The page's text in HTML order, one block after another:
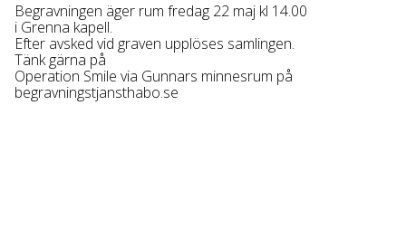
Begravningen äger rum fredag 22 maj kl 14.00
i Grenna kapell.
Efter avsked vid graven upplöses samlingen.
Tänk gärna på
Operation Smile via Gunnars minnesrum på
begravningstjansthabo.se